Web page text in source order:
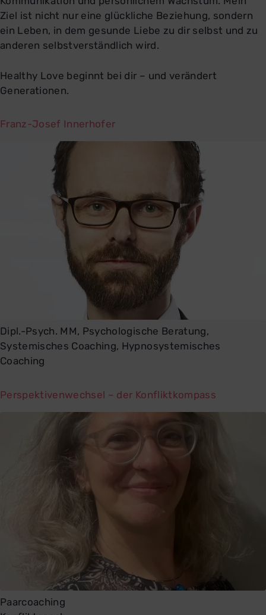
Ziel ist nicht nur eine glückliche Beziehung, sondern
ein Leben, in dem gesunde Liebe zu dir selbst und zu
anderen selbstverständlich wird.
Healthy Love beginnt bei dir – und verändert
Generationen.
Franz-Josef Innerhofer
Dipl.-Psych. MM, Psychologische Beratung,
Systemisches Coaching, Hypnosystemisches
Coaching
Perspektivenwechsel – der Konfliktkompass
Paarcoaching